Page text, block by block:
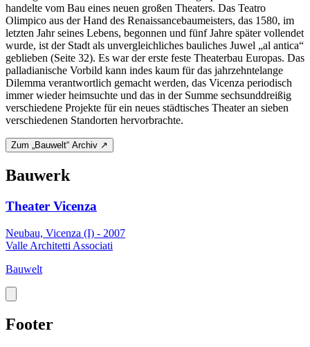
handelte vom Bau eines neuen großen Theaters. Das Teatro
Olimpico aus der Hand des Renaissancebaumeisters, das 1580, im
letzten Jahr seines Lebens, begonnen und fünf Jahre später vollendet
wurde, ist der Stadt als unvergleichliches bauliches Juwel „al antica“
geblieben (Seite 32). Es war der erste feste Theaterbau Europas. Das
palladianische Vorbild kann indes kaum für das jahrzehntelange
Dilemma verantwortlich gemacht werden, das Vicenza periodisch
immer wieder heimsuchte und das in der Summe sechsunddreißig
verschiedene Projekte für ein neues städtisches Theater an sieben
verschiedenen Standorten hervorbrachte.
Zum „Bauwelt“ Archiv ↗
Bauwerk
Theater Vicenza
Neubau, Vicenza (I) - 2007
Valle Architetti Associati
Bauwelt
Footer